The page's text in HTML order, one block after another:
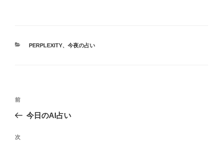
カ
PERPLEXITY、 今夜の占い
投
ビ
前
の
稿
前
今日のAI占い
次
次